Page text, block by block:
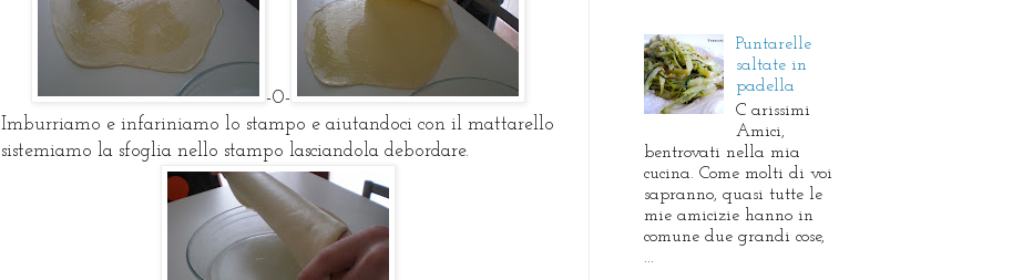
-0-
Imburriamo e infariniamo lo stampo e aiutandoci con il mattarello
sistemiamo la sfoglia nello stampo lasciandola debordare.
Puntarelle
saltate in
padella
C arissimi
Amici,
bentrovati nella mia
cucina. Come molti di voi
sapranno, quasi tutte le
mie amicizie hanno in
comune due grandi cose,
...